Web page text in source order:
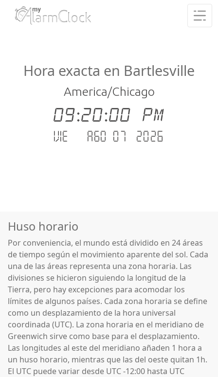
Hora exacta en Bartlesville
America/Chicago
09:20:01 PM
vie. - ago 07 .2026
Huso horario
Por conveniencia, el mundo está dividido en 24 áreas
de tiempo según el movimiento aparente del sol. Cada
una de las áreas representa una zona horaria. Las
divisiones se hicieron siguiendo la longitud de la
Tierra, pero hay excepciones para acomodar los
límites de algunos países. Cada zona horaria se define
como un desplazamiento de la hora universal
coordinada (UTC). La zona horaria en el meridiano de
Greenwich sirve como base para el desplazamiento.
Las longitudes al este del meridiano añaden 1 hora a
un huso horario, mientras que las del oeste quitan 1h.
El UTC puede variar desde UTC -12:00 hasta UTC